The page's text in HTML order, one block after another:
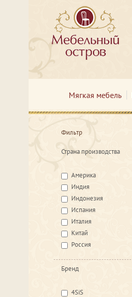
Мягкая мебель
Фильтр
Страна производства
Америка
Индия
Индонезия
Испания
Италия
Китай
Россия
Бренд
4SiS